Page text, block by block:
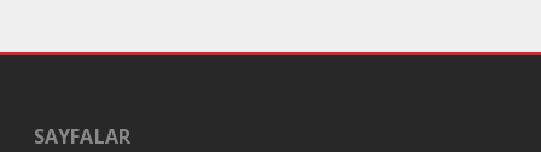
SAYFALAR